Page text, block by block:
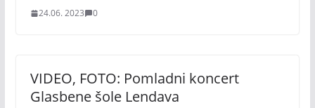
24.06. 2023 0
VIDEO, FOTO: Pomladni koncert
Glasbene šole Lendava